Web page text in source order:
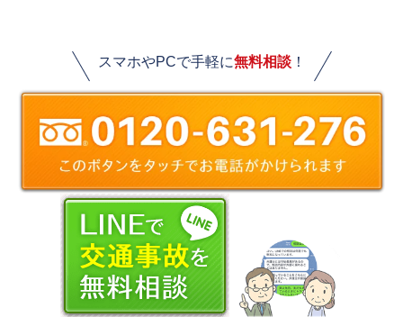
スマホやPCで手軽に無料相談！